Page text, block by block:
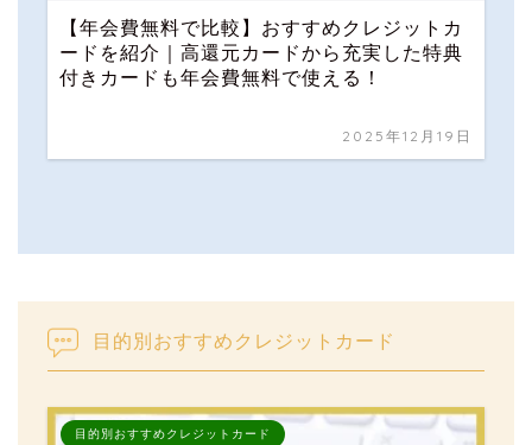
【年会費無料で比較】おすすめクレジットカ
ードを紹介｜高還元カードから充実した特典
付きカードも年会費無料で使える！
2025年12月19日
目的別おすすめクレジットカード
目的別おすすめクレジットカード